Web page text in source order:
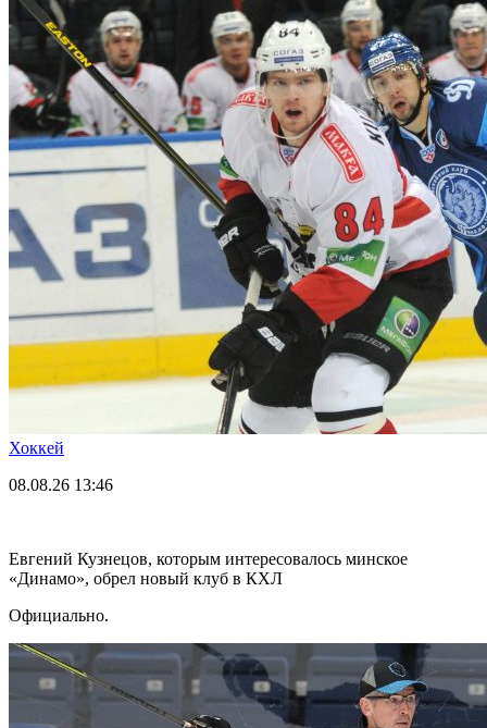
Хоккей
08.08.26 13:46
Евгений Кузнецов, которым интересовалось минское
«Динамо», обрел новый клуб в КХЛ
Официально.